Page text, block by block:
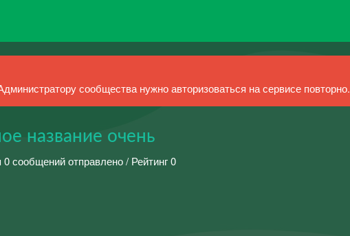
сообщества нужно авторизоваться на сервисе повторно.
название очень
0 сообщений отправлено / Рейтинг 0